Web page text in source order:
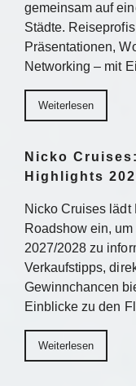
gemeinsam auf
Städte.
Präsentationen,
Networking – mit
Weiterlesen
Nicko
Highlights
Nicko Cruises lädt
Roadshow ein,
2027/2028 zu
Verkaufstipps,
Gewinnchancen
Einblicke zu den
Weiterlesen